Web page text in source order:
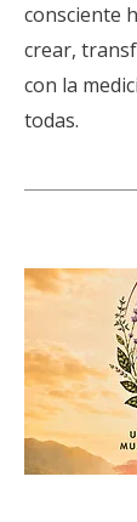
consciente
crear,
con la
todas.